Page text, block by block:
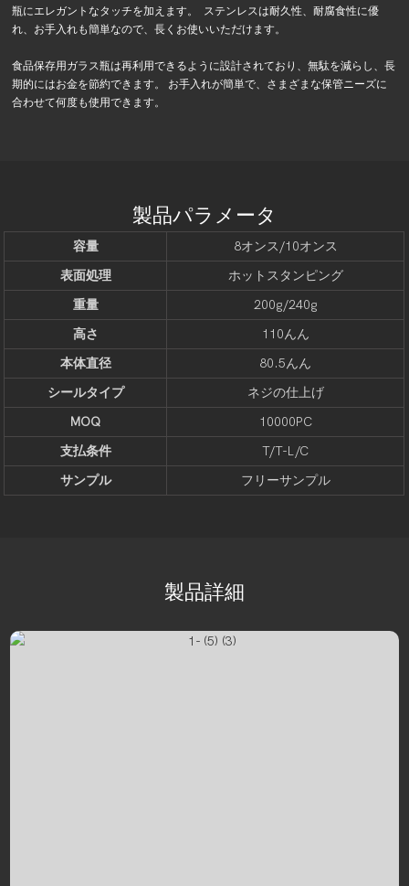
瓶にエレガントなタッチを加えます。 ステンレスは耐久性、耐腐食性に優
れ、お手入れも簡単なので、長くお使いいただけます。
食品保存用ガラス瓶は再利用できるように設計されており、無駄を減らし、長
期的にはお金を節約できます。 お手入れが簡単で、さまざまな保管ニーズに
合わせて何度も使用できます。
製品パラメータ
容量
8オンス/10オンス
表面処理
ホットスタンピング
重量
200g/240g
高さ
110んん
本体直径
80.5んん
シールタイプ
ネジの仕上げ
MOQ
10000PC
支払条件
T/T-L/C
サンプル
フリーサンプル
製品詳細